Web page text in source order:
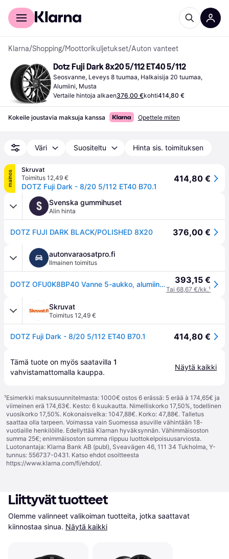
Kuluttajille
Klarna/Shopping/Moottorikuljetukset/Auton vanteet
Dotz Fuji Dark 8x20 5/112 ET40 5/112
Seosvanne, Leveys 8 tuumaa, Halkaisija 20 tuumaa,
Alumiini, Musta
Vertaile hintoja alkaen376,00 €kohti414,80 €
Kokeile joustavia maksuja kanssa Opettele miten
Väri Suositeltu Hinta sis. toimituksen
mainos
Skruvat
Toimitus 12,49 €
DOTZ Fuji Dark - 8/20 5/112 ET40 B70.1
414,80 €
S Svenska gummihuset
Alin hinta
DOTZ FUJI DARK BLACK/POLISHED 8X20 376,00 €
autonvaraosatpro.fi
Ilmainen toimitus
DOTZ OFU0K8BP40 Vanne 5-aukko, alumiinivanne, 20tuumaa, musta 393,15 €
Tai 68,67 €/kk.¹
Skruvat
Toimitus 12,49 €
DOTZ Fuji Dark - 8/20 5/112 ET40 B70.1 414,80 €
Tämä tuote on myös saatavilla 1
vahvistamattomalla kauppa.
Näytä kaikki
¹Esimerkki maksusuunnitelmasta: 1000€ ostos 6 erässä: 5 erää à 174,65€ ja
viimeinen erä 174,63€. Kesto: 6 kuukautta. Nimelliskorko 17,50%, todellinen
vuosikorko 17,50%. Kokonaisvelka: 1047,88€. Korko: 47,88€. Talletus
saattaa olla tarpeen. Voimassa vain Suomessa asuville vähintään 18-
vuotiaille henkilöille. Edellyttää Klarnan hyväksynnän. Vähimmäisoston
summa 25€; enimmäisoston summa riippuu luottokelpoisuusarviosta.
Luotonantaja: Klarna Bank AB (publ), Sveavägen 46, 111 34 Tukholma, Y-
tunnus: 556737-0431. Katso ehdot osoitteesta
https://www.klarna.com/fi/ehdot/.
Liittyvät tuotteet
Olemme valinneet valikoiman tuotteita, jotka saattavat
kiinnostaa sinua. Näytä kaikki